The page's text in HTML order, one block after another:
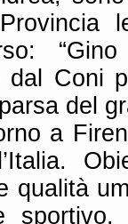
dal Coni
del
a
qualità